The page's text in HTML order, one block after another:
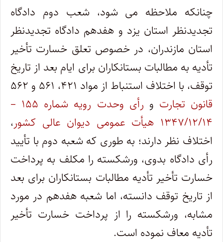
چنانکه ملاحظه می شود، شعب دوم دادگاه
تجدیدنظر استان یزد و هفدهم دادگاه تجدیدنظر
استان مازندران، در خصوص تعلق خسارت تأخیر
تأدیه به مطالبات بستانکاران برای ایام بعد از تاریخ
توقف، با اختلاف استنباط از مواد ۴۲۱، ۵۶۱ و ۵۶۲
قانون تجارت و
رأی وحدت رویه شماره ۱۵۵ –
۱۳۴۷/۱۲/۱۴ هیأت عمومی دیوان عالی کشور
،
اختلاف نظر دارند؛ به طوری که شعبه دوم با تأیید
رأی دادگاه بدوی، ورشکسته را مکلف به پرداخت
خسارت تأخیر تأدیه مطالبات بستانکاران برای بعد
از تاریخ توقف دانسته، اما شعبه هفدهم در مورد
مشابه، ورشکسته را از پرداخت خسارت تأخیر
تأدیه معاف نموده است.